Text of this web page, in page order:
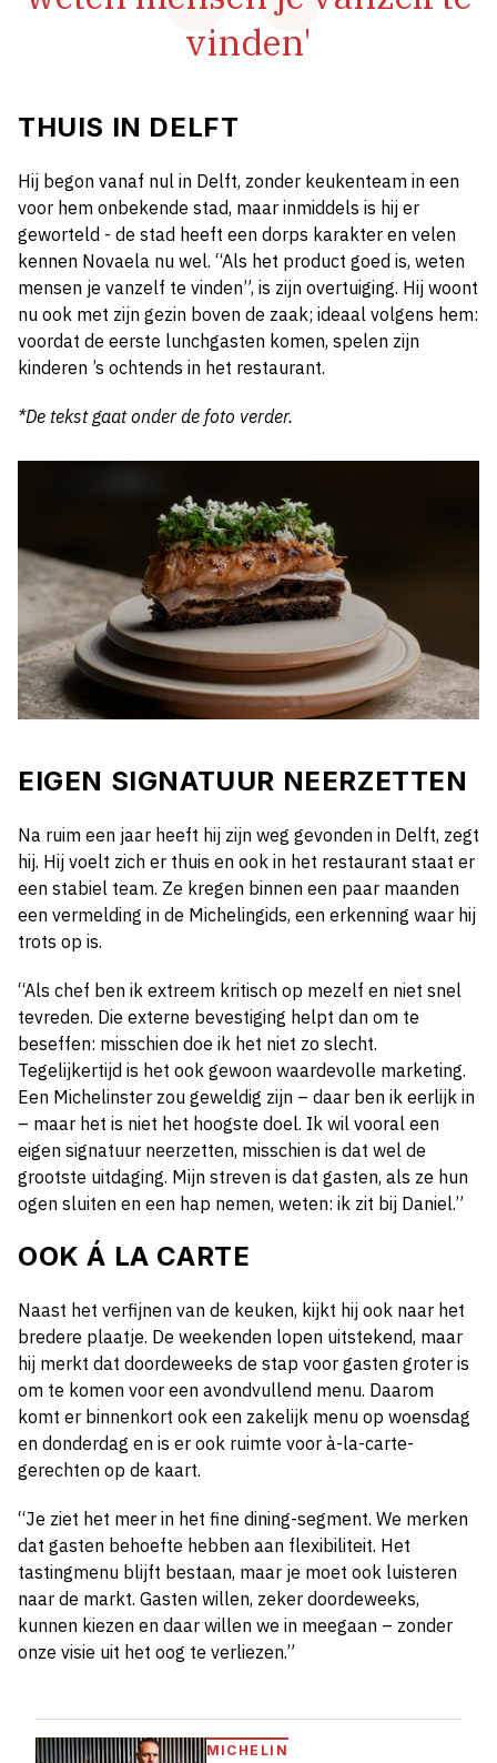
vinden'
THUIS IN DELFT
Hij begon vanaf nul in Delft, zonder keukenteam in een
voor hem onbekende stad, maar inmiddels is hij er
geworteld - de stad heeft een dorps karakter en velen
kennen Novaela nu wel. “Als het product goed is, weten
mensen je vanzelf te vinden”, is zijn overtuiging. Hij woont
nu ook met zijn gezin boven de zaak; ideaal volgens hem:
voordat de eerste lunchgasten komen, spelen zijn
kinderen ’s ochtends in het restaurant.
*De tekst gaat onder de foto verder.
EIGEN SIGNATUUR NEERZETTEN
Na ruim een jaar heeft hij zijn weg gevonden in Delft, zegt
hij. Hij voelt zich er thuis en ook in het restaurant staat er
een stabiel team. Ze kregen binnen een paar maanden
een vermelding in de Michelingids, een erkenning waar hij
trots op is.
“Als chef ben ik extreem kritisch op mezelf en niet snel
tevreden. Die externe bevestiging helpt dan om te
beseffen: misschien doe ik het niet zo slecht.
Tegelijkertijd is het ook gewoon waardevolle marketing.
Een Michelinster zou geweldig zijn – daar ben ik eerlijk in
– maar het is niet het hoogste doel. Ik wil vooral een
eigen signatuur neerzetten, misschien is dat wel de
grootste uitdaging. Mijn streven is dat gasten, als ze hun
ogen sluiten en een hap nemen, weten: ik zit bij Daniel.”
OOK Á LA CARTE
Naast het verfijnen van de keuken, kijkt hij ook naar het
bredere plaatje. De weekenden lopen uitstekend, maar
hij merkt dat doordeweeks de stap voor gasten groter is
om te komen voor een avondvullend menu. Daarom
komt er binnenkort ook een zakelijk menu op woensdag
en donderdag en is er ook ruimte voor à-la-carte-
gerechten op de kaart.
“Je ziet het meer in het fine dining-segment. We merken
dat gasten behoefte hebben aan flexibiliteit. Het
tastingmenu blijft bestaan, maar je moet ook luisteren
naar de markt. Gasten willen, zeker doordeweeks,
kunnen kiezen en daar willen we in meegaan – zonder
onze visie uit het oog te verliezen.”
MICHELIN